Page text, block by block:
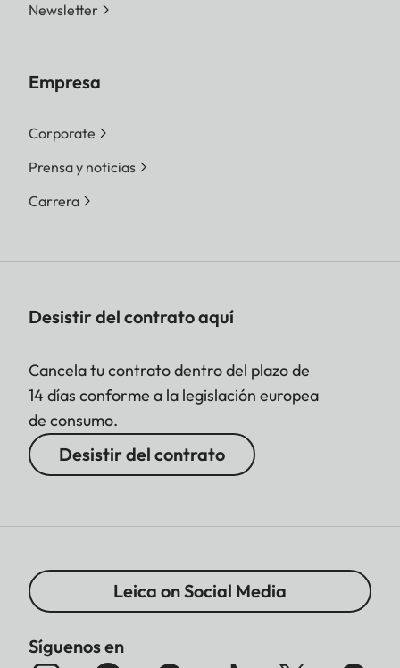
Newsletter
Empresa
Corporate
Prensa y noticias
Carrera
Desistir del contrato aquí
Cancela tu contrato dentro del plazo de
14 días conforme a la legislación europea
de consumo.
Desistir del contrato
Leica on Social Media
Síguenos en